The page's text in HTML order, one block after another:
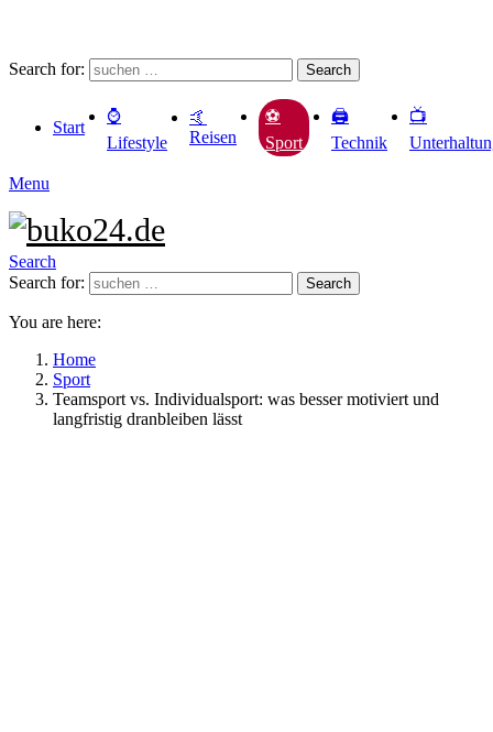
Search for: Search
Start
⌚️
Lifestyle
🤙
Reisen
⚽️
Sport
🖨️
Technik
📺
Menu
Search
Search for:
Search
You are here:
Home
Sport
Teamsport vs. Individualsport: was besser motiviert und
langfristig dranbleiben lässt